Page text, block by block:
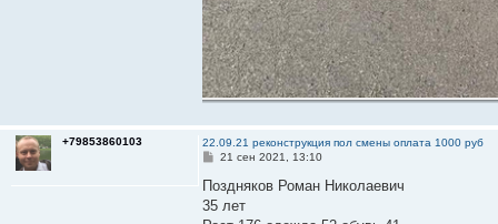
+79853860103
22.09.21 реконструкция пол смены оплата 1000 руб
С
о
щ
21 сен 2021, 13:10
Поздняков Роман Николаевич
35 лет